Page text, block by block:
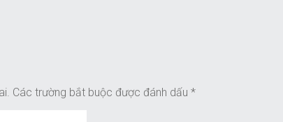
Các trường bắt buộc được đánh dấu *